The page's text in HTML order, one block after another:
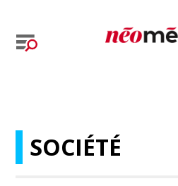
SOCIÉTÉ